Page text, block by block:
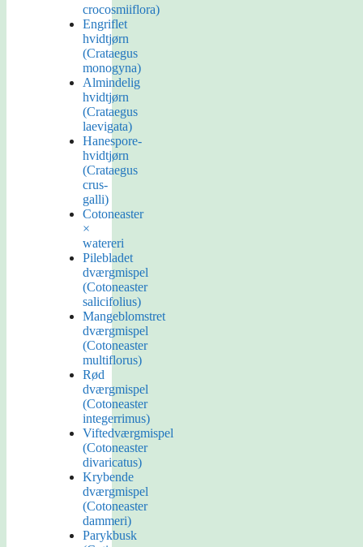
crocosmiiflora)
Engriflet
hvidtjørn
(Crataegus
monogyna)
Almindelig
hvidtjørn
(Crataegus
laevigata)
Hanespore-
hvidtjørn
(Crataegus
crus-
galli)
Cotoneaster
×
watereri
Pilebladet
dværgmispel
(Cotoneaster
salicifolius)
Mangeblomstret
dværgmispel
(Cotoneaster
multiflorus)
Rød
dværgmispel
(Cotoneaster
integerrimus)
Viftedværgmispel
(Cotoneaster
divaricatus)
Krybende
dværgmispel
(Cotoneaster
dammeri)
Parykbusk